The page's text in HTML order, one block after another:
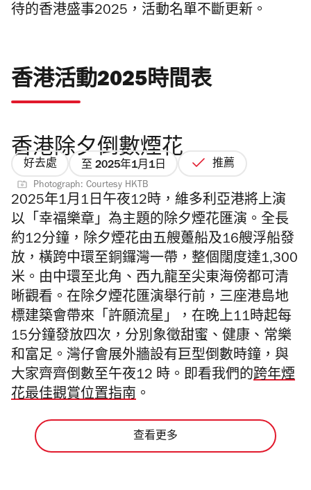
待的香港盛事2025，活動名單不斷更新。
香港活動2025時間表
香港除夕倒數煙花
好去處 至 2025年1月1日 推薦
Photograph: Courtesy HKTB
2025年1月1日午夜12時， 維多利亞港將上演
以「幸福樂章」為主題的除夕煙花匯演。全長
約12分鐘，除夕煙花由五艘躉船及16艘浮船發
放，橫跨中環至銅鑼灣一帶，整個闊度達1,300
米。 由中環至北角、西九龍至尖東海傍都可清
晰觀看。 在除夕煙花匯演舉行前，三座港島地
標建築會帶來「許願流星」，在晚上11時起每
15分鐘發放四次，分別象徵甜蜜、健康、常樂
和富足。灣仔會展外牆設有巨型倒數時鐘，與
大家齊齊倒數至午夜12 時。 即看我們的跨年煙
花最佳觀賞位置指南 。
查看更多